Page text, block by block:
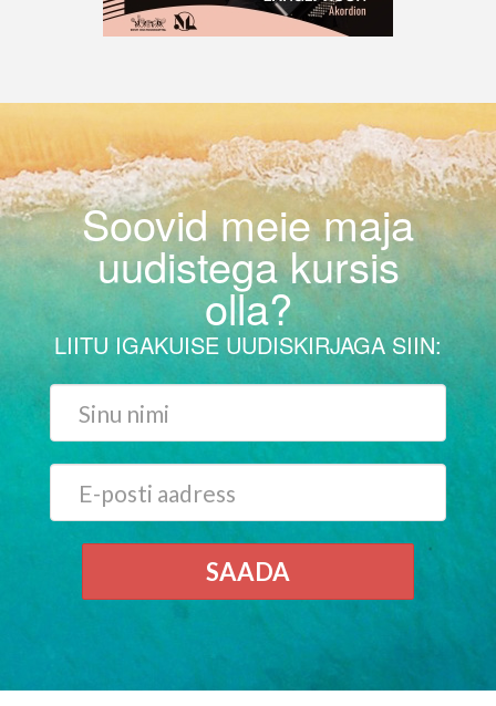
Soovid meie maja
uudistega kursis
olla?
LIITU IGAKUISE UUDISKIRJAGA SIIN:
SAADA